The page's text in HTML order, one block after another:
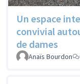
Un espace
convivial
de dames
Anaïs Bourdon